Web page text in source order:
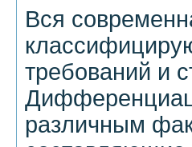
Вся
требований и
различным